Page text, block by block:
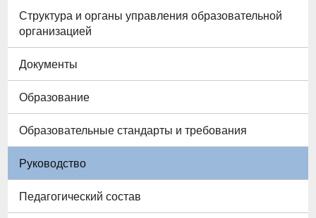
Структура и органы управления образовательной
организацией
Документы
Образование
Образовательные стандарты и требования
Руководство
Педагогический состав